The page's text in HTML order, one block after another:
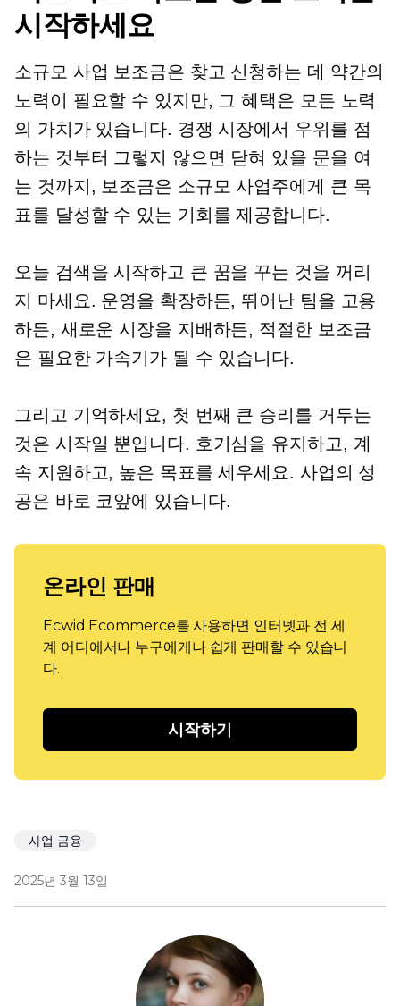
시작하세요
소규모 사업 보조금은 찾고 신청하는 데 약간의
노력이 필요할 수 있지만, 그 혜택은 모든 노력
의 가치가 있습니다. 경쟁 시장에서 우위를 점
하는 것부터 그렇지 않으면 닫혀 있을 문을 여
는 것까지, 보조금은 소규모 사업주에게 큰 목
표를 달성할 수 있는 기회를 제공합니다.
오늘 검색을 시작하고 큰 꿈을 꾸는 것을 꺼리
지 마세요. 운영을 확장하든, 뛰어난 팀을 고용
하든, 새로운 시장을 지배하든, 적절한 보조금
은 필요한 가속기가 될 수 있습니다.
그리고 기억하세요, 첫 번째 큰 승리를 거두는
것은 시작일 뿐입니다. 호기심을 유지하고, 계
속 지원하고, 높은 목표를 세우세요. 사업의 성
공은 바로 코앞에 있습니다.
온라인 판매
Ecwid Ecommerce를 사용하면 인터넷과 전 세
계 어디에서나 누구에게나 쉽게 판매할 수 있습니
다.
시작하기
사업 금융
2025년 3월 13일